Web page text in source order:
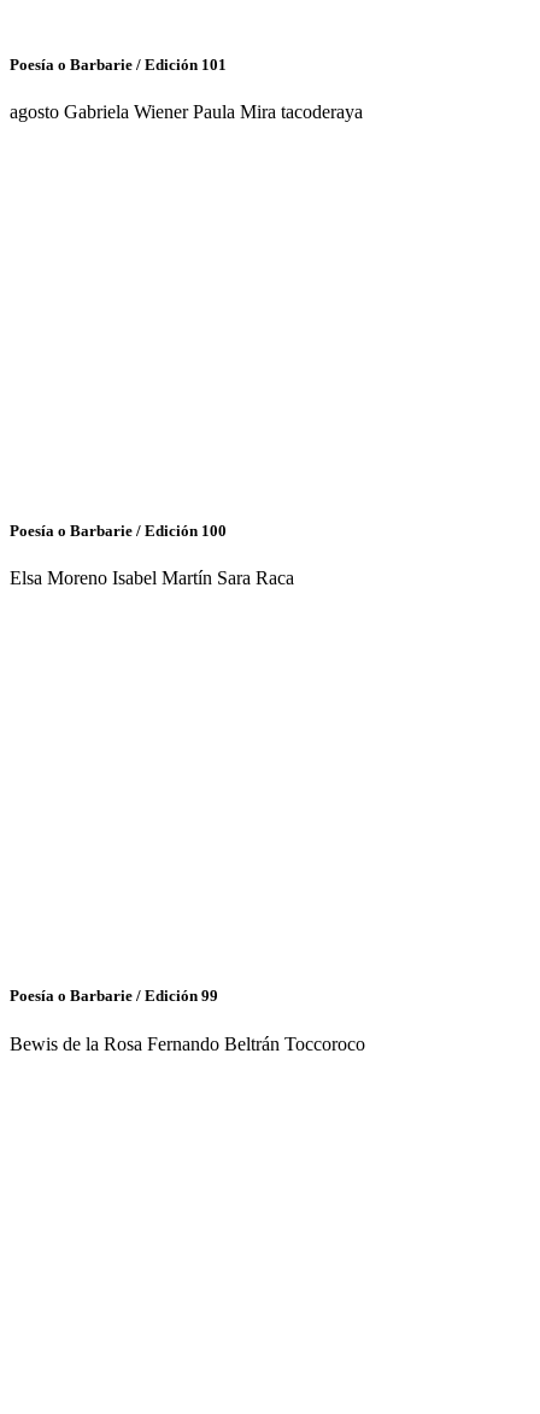
Poesía o Barbarie / Edición 101
agosto Gabriela Wiener Paula Mira tacoderaya
Poesía o Barbarie / Edición 100
Elsa Moreno Isabel Martín Sara Raca
Poesía o Barbarie / Edición 99
Bewis de la Rosa Fernando Beltrán Toccoroco